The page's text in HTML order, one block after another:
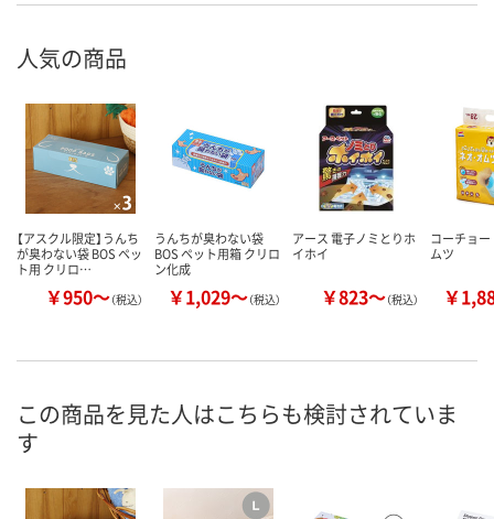
人気の商品
【アスクル限定】うんち
が臭わない袋 BOS ペッ
ト用 クリロ…
￥950～（税込）
うんちが臭わない袋
BOS ペット用箱 クリロ
ン化成
￥1,029～（税込）
アース 電子ノミとりホ
イホイ
￥823～（税込）
コーチョ
ムツ
￥
この商品を見た人はこちらも検討されていま
す